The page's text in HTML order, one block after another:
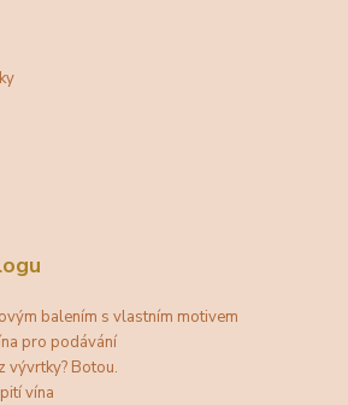
balením s vlastním motivem
pro podávání
vývrtky? Botou.
vína